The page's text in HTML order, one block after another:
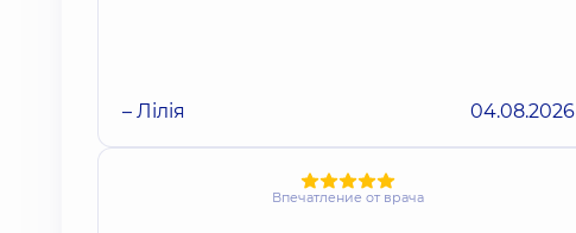
– Лілія 04.08.2026
Впечатление от врача